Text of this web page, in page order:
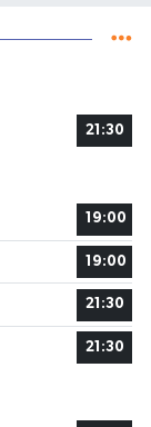
21:30
19:00
19:00
21:30
21:30